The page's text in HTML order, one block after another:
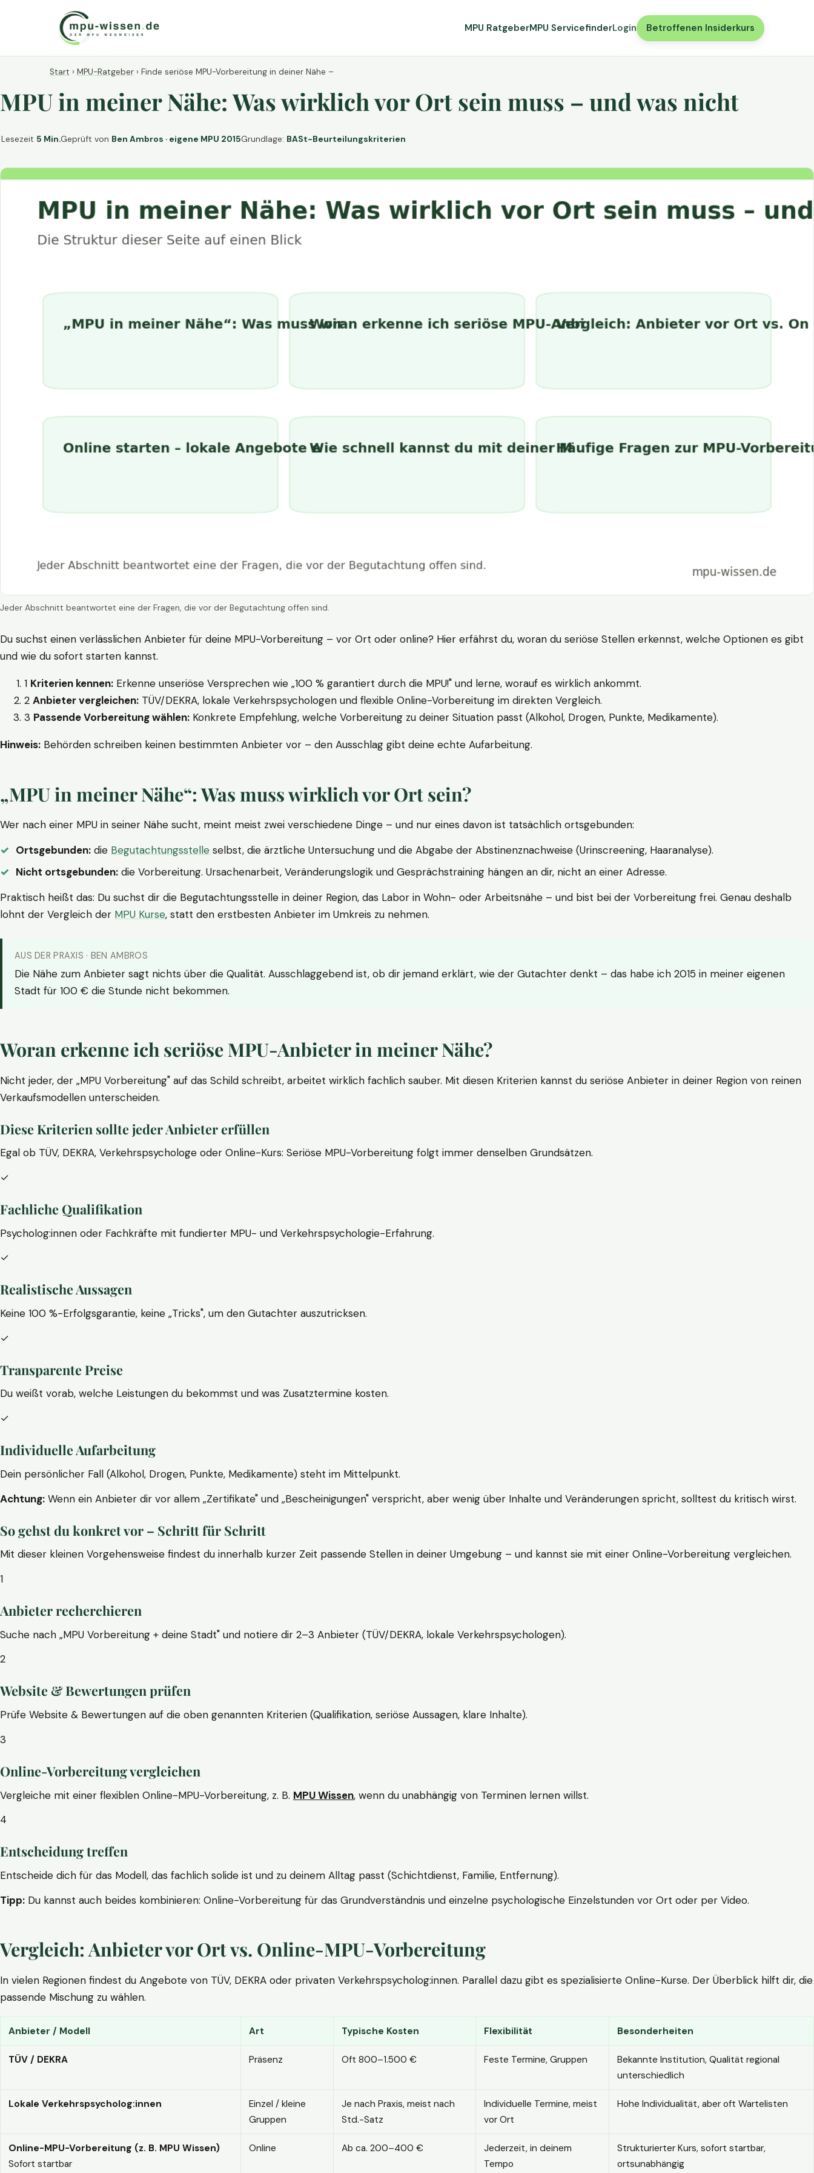
MPU RatgeberMPU ServicefinderLogin Betroffenen Insiderkurs
Start › MPU-Ratgeber › Finde seriöse MPU-Vorbereitung in deiner Nähe –
MPU in meiner Nähe: Was wirklich vor Ort sein muss – und was nicht
Lesezeit 5 Min.Geprüft von Ben Ambros · eigene MPU 2015Grundlage: BASt-Beurteilungskriterien
Jeder Abschnitt beantwortet eine der Fragen, die vor der Begutachtung offen sind.
Du suchst einen verlässlichen Anbieter für deine MPU-Vorbereitung – vor Ort oder online? Hier erfährst du, woran du seriöse Stellen erkennst, welche Optionen es gibt
und wie du sofort starten kannst.
1 Kriterien kennen: Erkenne unseriöse Versprechen wie „100 % garantiert durch die MPU!" und lerne, worauf es wirklich ankommt.
2 Anbieter vergleichen: TÜV/DEKRA, lokale Verkehrspsychologen und flexible Online-Vorbereitung im direkten Vergleich.
3 Passende Vorbereitung wählen: Konkrete Empfehlung, welche Vorbereitung zu deiner Situation passt (Alkohol, Drogen, Punkte, Medikamente).
Hinweis: Behörden schreiben keinen bestimmten Anbieter vor – den Ausschlag gibt deine echte Aufarbeitung.
„MPU in meiner Nähe“: Was muss wirklich vor Ort sein?
Wer nach einer MPU in seiner Nähe sucht, meint meist zwei verschiedene Dinge – und nur eines davon ist tatsächlich ortsgebunden:
Ortsgebunden: die Begutachtungsstelle selbst, die ärztliche Untersuchung und die Abgabe der Abstinenznachweise (Urinscreening, Haaranalyse).
Nicht ortsgebunden: die Vorbereitung. Ursachenarbeit, Veränderungslogik und Gesprächstraining hängen an dir, nicht an einer Adresse.
Praktisch heißt das: Du suchst dir die Begutachtungsstelle in deiner Region, das Labor in Wohn- oder Arbeitsnähe – und bist bei der Vorbereitung frei. Genau deshalb
lohnt der Vergleich der MPU Kurse, statt den erstbesten Anbieter im Umkreis zu nehmen.
AUS DER PRAXIS · BEN AMBROS
Die Nähe zum Anbieter sagt nichts über die Qualität. Ausschlaggebend ist, ob dir jemand erklärt, wie der Gutachter denkt – das habe ich 2015 in meiner eigenen
Stadt für 100 € die Stunde nicht bekommen.
Woran erkenne ich seriöse MPU-Anbieter in meiner Nähe?
Nicht jeder, der „MPU Vorbereitung" auf das Schild schreibt, arbeitet wirklich fachlich sauber. Mit diesen Kriterien kannst du seriöse Anbieter in deiner Region von reinen
Verkaufsmodellen unterscheiden.
Diese Kriterien sollte jeder Anbieter erfüllen
Egal ob TÜV, DEKRA, Verkehrspsychologe oder Online-Kurs: Seriöse MPU-Vorbereitung folgt immer denselben Grundsätzen.
✓
Fachliche Qualifikation
Psycholog:innen oder Fachkräfte mit fundierter MPU- und Verkehrspsychologie-Erfahrung.
✓
Realistische Aussagen
Keine 100 %-Erfolgsgarantie, keine „Tricks", um den Gutachter auszutricksen.
✓
Transparente Preise
Du weißt vorab, welche Leistungen du bekommst und was Zusatztermine kosten.
✓
Individuelle Aufarbeitung
Dein persönlicher Fall (Alkohol, Drogen, Punkte, Medikamente) steht im Mittelpunkt.
Achtung: Wenn ein Anbieter dir vor allem „Zertifikate" und „Bescheinigungen" verspricht, aber wenig über Inhalte und Veränderungen spricht, solltest du kritisch wirst.
So gehst du konkret vor – Schritt für Schritt
Mit dieser kleinen Vorgehensweise findest du innerhalb kurzer Zeit passende Stellen in deiner Umgebung – und kannst sie mit einer Online-Vorbereitung vergleichen.
1
Anbieter recherchieren
Suche nach „MPU Vorbereitung + deine Stadt" und notiere dir 2–3 Anbieter (TÜV/DEKRA, lokale Verkehrspsychologen).
2
Website & Bewertungen prüfen
Prüfe Website & Bewertungen auf die oben genannten Kriterien (Qualifikation, seriöse Aussagen, klare Inhalte).
3
Online-Vorbereitung vergleichen
Vergleiche mit einer flexiblen Online-MPU-Vorbereitung, z. B. MPU Wissen, wenn du unabhängig von Terminen lernen willst.
4
Entscheidung treffen
Entscheide dich für das Modell, das fachlich solide ist und zu deinem Alltag passt (Schichtdienst, Familie, Entfernung).
Tipp: Du kannst auch beides kombinieren: Online-Vorbereitung für das Grundverständnis und einzelne psychologische Einzelstunden vor Ort oder per Video.
Vergleich: Anbieter vor Ort vs. Online-MPU-Vorbereitung
In vielen Regionen findest du Angebote von TÜV, DEKRA oder privaten Verkehrspsycholog:innen. Parallel dazu gibt es spezialisierte Online-Kurse. Der Überblick hilft dir, die
passende Mischung zu wählen.
Anbieter / Modell Art Typische Kosten Flexibilität Besonderheiten
TÜV / DEKRA Präsenz Oft 800–1.500 € Feste Termine, Gruppen
Bekannte Institution, Qualität regional
unterschiedlich
Lokale Verkehrspsycholog:innen
Einzel / kleine
Gruppen
Je nach Praxis, meist nach
Std.-Satz
Individuelle Termine, meist
vor Ort
Hohe Individualität, aber oft Wartelisten
Online-MPU-Vorbereitung (z. B. MPU Wissen)
Sofort startbar
Online Ab ca. 200–400 €
Jederzeit, in deinem
Tempo
Strukturierter Kurs, sofort startbar,
ortsunabhängig